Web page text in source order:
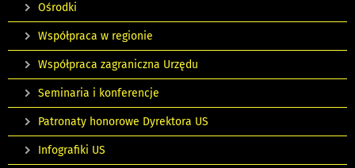
Ośrodki
Współpraca w regionie
Współpraca zagraniczna Urzędu
Seminaria i konferencje
Patronaty honorowe Dyrektora US
Infografiki US